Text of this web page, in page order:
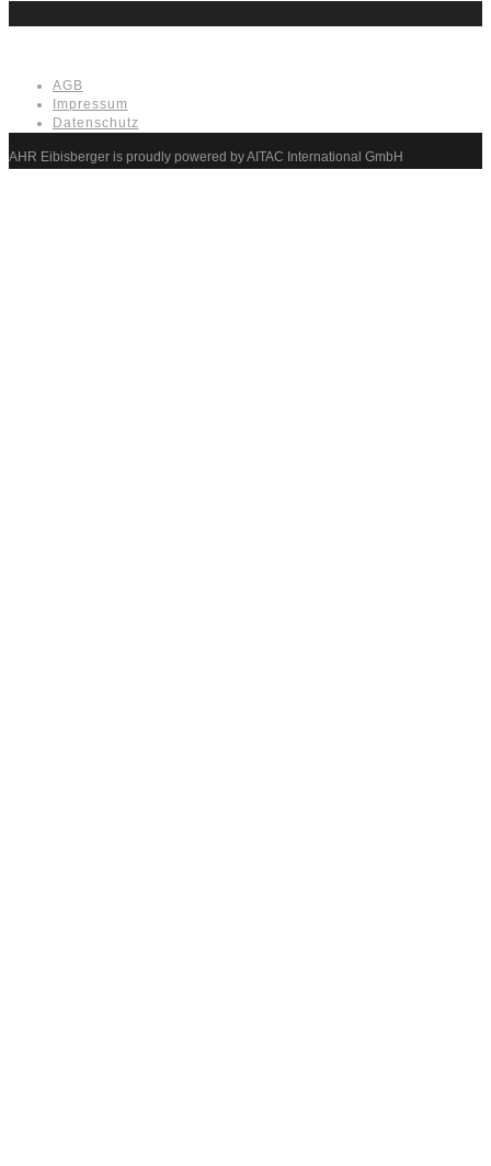
AGB
Impressum
Datenschutz
AHR Eibisberger is proudly powered by AITAC International GmbH